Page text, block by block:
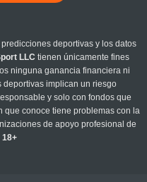
predicciones deportivas y los datos
LLC tienen únicamente fines
ninguna ganancia financiera ni
deportivas implican un riesgo
y solo con fondos que
que conoce tiene problemas con la
de apoyo profesional de
18+